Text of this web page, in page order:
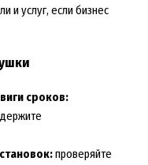
и услуг, если бизнес
сроков:
проверяйте